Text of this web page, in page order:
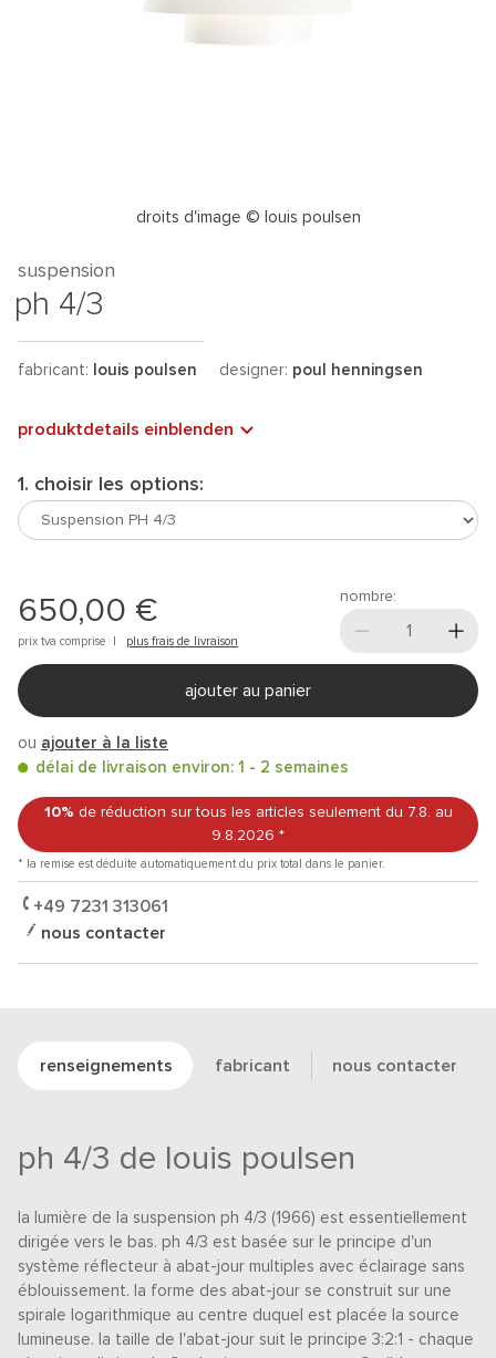
droits d'image © louis poulsen
suspension
ph 4/3
fabricant: louis poulsen designer: poul henningsen
produktdetails einblenden
1. choisir les options:
650,00 €
prix tva comprise | plus frais de livraison
nombre:
ajouter au panier
ou ajouter à la liste
délai de livraison environ: 1 - 2 semaines
10% de réduction sur tous les articles seulement du 7.8. au
9.8.2026 *
* la remise est déduite automatiquement du prix total dans le panier.
+49 7231 313061
nous contacter
renseignements fabricant nous contacter
ph 4/3 de louis poulsen
la lumière de la suspension ph 4/3 (1966) est essentiellement
dirigée vers le bas. ph 4/3 est basée sur le principe d'un
système réflecteur à abat-jour multiples avec éclairage sans
éblouissement. la forme des abat-jour se construit sur une
spirale logarithmique au centre duquel est placée la source
lumineuse. la taille de l'abat-jour suit le principe 3:2:1 - chaque